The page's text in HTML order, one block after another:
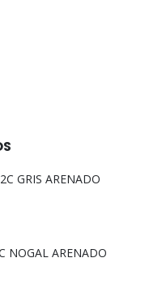
GRIS ARENADO
NOGAL ARENADO